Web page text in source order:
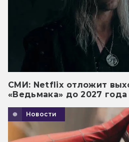
СМИ: Netflix отложит
«Ведьмака» до 2027 года
Новости